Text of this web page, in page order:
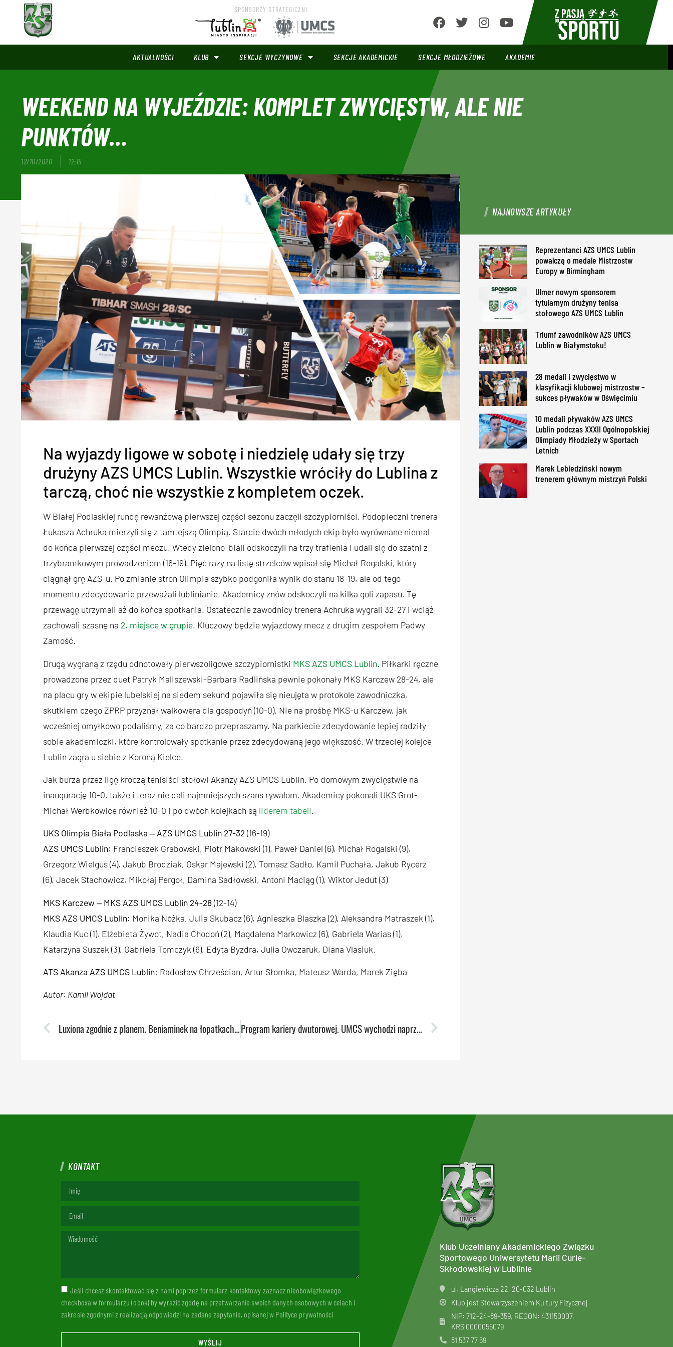
SPONSORZY STRATEGICZNI
AKTUALNOŚCI KLUB SEKCJE WYCZYNOWE SEKCJE AKADEMICKIE SEKCJE MŁODZIEŻOWE AKADEMIE
WEEKEND NA WYJEŹDZIE: KOMPLET ZWYCIĘSTW, ALE NIE
PUNKTÓW…
12/10/2020 12:15
Na wyjazdy ligowe w sobotę i niedzielę udały się trzy
drużyny AZS UMCS Lublin. Wszystkie wróciły do Lublina z
tarczą, choć nie wszystkie z kompletem oczek.
W Białej Podlaskiej rundę rewanżową pierwszej części sezonu zaczęli szczypiorniści. Podopieczni trenera
Łukasza Achruka mierzyli się z tamtejszą Olimpią. Starcie dwóch młodych ekip było wyrównane niemal
do końca pierwszej części meczu. Wtedy zielono-biali odskoczyli na trzy trafienia i udali się do szatni z
trzybramkowym prowadzeniem (16-19). Pięć razy na listę strzelców wpisał się Michał Rogalski, który
ciągnął grę AZS-u. Po zmianie stron Olimpia szybko podgoniła wynik do stanu 18-19, ale od tego
momentu zdecydowanie przeważali lublinianie. Akademicy znów odskoczyli na kilka goli zapasu. Tę
przewagę utrzymali aż do końca spotkania. Ostatecznie zawodnicy trenera Achruka wygrali 32-27 i wciąż
zachowali szasnę na 2. miejsce w grupie. Kluczowy będzie wyjazdowy mecz z drugim zespołem Padwy
Zamość.
Drugą wygraną z rzędu odnotowały pierwszoligowe szczypiornistki MKS AZS UMCS Lublin. Piłkarki ręczne
prowadzone przez duet Patryk Maliszewski-Barbara Radlińska pewnie pokonały MKS Karczew 28-24, ale
na placu gry w ekipie lubelskiej na siedem sekund pojawiła się nieujęta w protokole zawodniczka,
skutkiem czego ZPRP przyznał walkowera dla gospodyń (10-0). Nie na prośbę MKS-u Karczew, jak
wcześniej omyłkowo podaliśmy, za co bardzo przepraszamy. Na parkiecie zdecydowanie lepiej radziły
sobie akademiczki, które kontrolowały spotkanie przez zdecydowaną jego większość. W trzeciej kolejce
Lublin zagra u siebie z Koroną Kielce.
Jak burza przez ligę kroczą tenisiści stołowi Akanzy AZS UMCS Lublin. Po domowym zwycięstwie na
inaugurację 10-0, także i teraz nie dali najmniejszych szans rywalom. Akademicy pokonali UKS Grot-
Michał Werbkowice również 10-0 i po dwóch kolejkach są liderem tabeli.
UKS Olimpia Biała Podlaska ‒ AZS UMCS Lublin 27-32(16-19)
AZS UMCS Lublin: Francieszek Grabowski, Piotr Makowski (1), Paweł Daniel (6), Michał Rogalski (9),
Grzegorz Wielgus (4), Jakub Brodziak, Oskar Majewski (2), Tomasz Sadło, Kamil Puchała, Jakub Rycerz
(6), Jacek Stachowicz, Mikołaj Pergoł, Damina Sadłowski, Antoni Maciąg (1), Wiktor Jedut (3)
MKS Karczew ‒ MKS AZS UMCS Lublin 24-28(12-14)
MKS AZS UMCS Lublin: Monika Nóżka, Julia Skubacz (6), Agnieszka Blaszka (2), Aleksandra Matraszek (1),
Klaudia Kuc (1), Elżebieta Żywot, Nadia Chodoń (2), Magdalena Markowicz (6), Gabriela Warias (1),
Katarzyna Suszek (3), Gabriela Tomczyk (6), Edyta Byzdra, Julia Owczaruk, Diana Vlasiuk.
ATS Akanza AZS UMCS Lublin: Radosław Chrześcian, Artur Słomka, Mateusz Warda, Marek Zięba
Autor: Kamil Wojdat
Luxiona zgodnie z planem. Beniaminek na łopatkach w hali Globus! Program kariery dwutorowej. UMCS wychodzi naprzeciw oczekiwaniom m.in. sportowców
NAJNOWSZE ARTYKUŁY
Reprezentanci AZS UMCS Lublin
powalczą o medale Mistrzostw
Europy w Birmingham
Ulmer nowym sponsorem
tytularnym drużyny tenisa
stołowego AZS UMCS Lublin
Triumf zawodników AZS UMCS
Lublin w Białymstoku!
28 medali i zwycięstwo w
klasyfikacji klubowej mistrzostw –
sukces pływaków w Oświęcimiu
10 medali pływaków AZS UMCS
Lublin podczas XXXII Ogólnopolskiej
Olimpiady Młodzieży w Sportach
Letnich
Marek Lebiedziński nowym
trenerem głównym mistrzyń Polski
KONTAKT
Jeśli chcesz skontaktować się z nami poprzez formularz kontaktowy zaznacz nieobowiązkowego
checkboxa w formularzu (obok) by wyrazić zgodę na przetwarzanie swoich danych osobowych w celach i
zakresie zgodnymi z realizacją odpowiedzi na zadane zapytanie, opisanej w Polityce prywatności
WYŚLIJ
Klub Uczelniany Akademickiego Związku
Sportowego Uniwersytetu Marii Curie-
Skłodowskiej w Lublinie
ul. Langiewicza 22, 20-032 Lublin
Klub jest Stowarzyszeniem Kultury Fizycznej
NIP: 712-24-89-359, REGON: 431150007,
KRS 0000056079
81 537 77 69